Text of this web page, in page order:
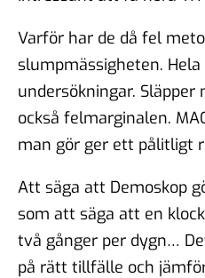
Varför har de då fel
slumpmässigheten.
undersökningar.
också felmarginalen.
man gör ger ett pålitligt
Att säga att Demoskop
som att säga att en
två gånger per dygn…
på rätt tillfälle och